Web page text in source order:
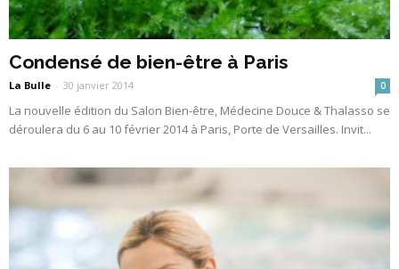
Condensé de bien-être à Paris
La Bulle - 30 janvier 2014 0
La nouvelle édition du Salon Bien-être, Médecine Douce & Thalasso se
déroulera du 6 au 10 février 2014 à Paris, Porte de Versailles. Invit...